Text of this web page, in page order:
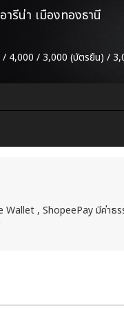
รีน่า เมืองทองธานี
4,000 / 3,000 (บัตรยืน) /
Wallet , ShopeePay มีค่าธ